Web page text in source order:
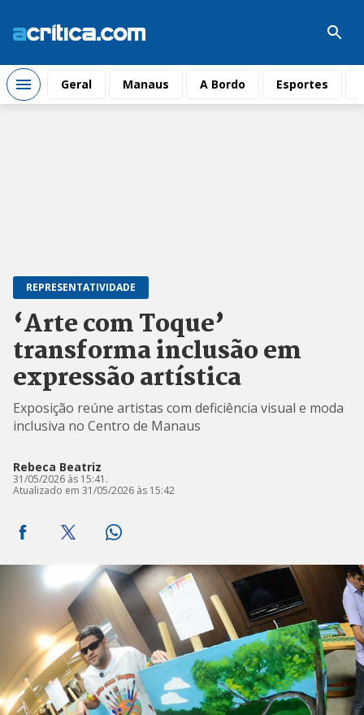
Geral Manaus A Bordo Esportes
REPRESENTATIVIDADE
‘Arte com Toque’
transforma inclusão em
expressão artística
Exposição reúne artistas com deficiência visual e moda
inclusiva no Centro de Manaus
Rebeca Beatriz
31/05/2026 às 15:41.
Atualizado em 31/05/2026 às 15:42